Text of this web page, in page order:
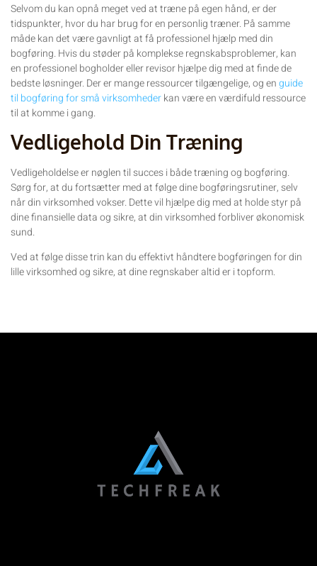
Selvom du kan opnå meget ved at træne på egen hånd, er der
tidspunkter, hvor du har brug for en personlig træner. På samme
måde kan det være gavnligt at få professionel hjælp med din
bogføring. Hvis du støder på komplekse regnskabsproblemer, kan
en professionel bogholder eller revisor hjælpe dig med at finde de
bedste løsninger. Der er mange ressourcer tilgængelige, og enguide
til bogføring for små virksomhederkan være en værdifuld ressource
til at komme i gang.
Vedligehold Din Træning
Vedligeholdelse er nøglen til succes i både træning og bogføring.
Sørg for, at du fortsætter med at følge dine bogføringsrutiner, selv
når din virksomhed vokser. Dette vil hjælpe dig med at holde styr på
dine finansielle data og sikre, at din virksomhed forbliver økonomisk
sund.
Ved at følge disse trin kan du effektivt håndtere bogføringen for din
lille virksomhed og sikre, at dine regnskaber altid er i topform.